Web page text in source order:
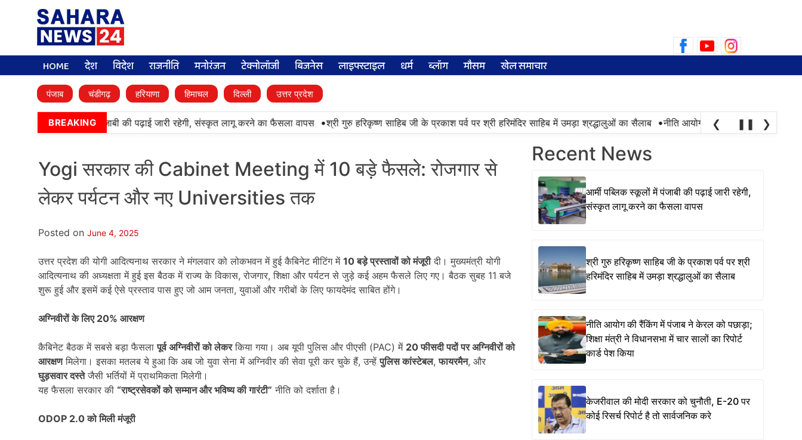
for:
HOME देश विदेश राजनीति मनोरंजन टेक्नोलॉजी बिजनेस लाइफ्स्टाइल धर्म ब्लॉग मौसम खेल समाचार
पंजाब चंडीगढ़ हरियाणा हिमाचल दिल्ली उत्तर प्रदेश
BREAKING
आर्मी पब्लिक स्कूलों में पंजाबी की पढ़ाई जारी रहेगी, संस्कृत लागू करने का फैसला वापस • श्री गुरु हरिकृष्ण साहिब जी के प्रकाश पर्व पर श्री हरिमंदिर साहिब में उमड़ा श्रद्धालुओं का सैलाब • नीति आयोग की रैंकिंग में पंजाब ने केरल को
❮ ❚❚ ❯
Yogi सरकार की Cabinet Meeting में 10 बड़े फैसले: रोजगार से
लेकर पर्यटन और नए Universities तक
Posted on June 4, 2025
उत्तर प्रदेश की योगी आदित्यनाथ सरकार ने मंगलवार को लोकभवन में हुई कैबिनेट मीटिंग में 10बड़े प्रस्तावों को मंजूरीदी। मुख्यमंत्री योगी
आदित्यनाथ की अध्यक्षता में हुई इस बैठक में राज्य के विकास, रोजगार, शिक्षा और पर्यटन से जुड़े कई अहम फैसले लिए गए। बैठक सुबह 11 बजे
शुरू हुई और इसमें कई ऐसे प्रस्ताव पास हुए जो आम जनता, युवाओं और गरीबों के लिए फायदेमंद साबित होंगे।
अग्निवीरों के लिए 20% आरक्षण
कैबिनेट बैठक में सबसे बड़ा फैसलापूर्व अग्निवीरों को लेकरकिया गया। अब यूपी पुलिस और पीएसी (PAC) में 20फीसदी पदों पर अग्निवीरों को
आरक्षणमिलेगा। इसका मतलब ये हुआ कि अब जो युवा सेना में अग्निवीर की सेवा पूरी कर चुके हैं, उन्हेंपुलिस कांस्टेबल,फायरमैन, और
घुड़सवार दस्तेजैसी भर्तियों में प्राथमिकता मिलेगी।
यह फैसला सरकार की “राष्ट्रसेवकों को सम्मान और भविष्य की गारंटी” नीति को दर्शाता है।
ODOP 2.0को मिली मंजूरी
Recent News
आर्मी पब्लिक स्कूलों में पंजाबी की पढ़ाई जारी रहेगी,
संस्कृत लागू करने का फैसला वापस
श्री गुरु हरिकृष्ण साहिब जी के प्रकाश पर्व पर श्री
हरिमंदिर साहिब में उमड़ा श्रद्धालुओं का सैलाब
नीति आयोग की रैंकिंग में पंजाब ने केरल को पछाड़ा;
शिक्षा मंत्री ने विधानसभा में चार सालों का रिपोर्ट
कार्ड पेश किया
केजरीवाल की मोदी सरकार को चुनौती, E-20 पर
कोई रिसर्च रिपोर्ट है तो सार्वजनिक करे